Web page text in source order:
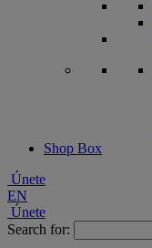
Shop Box
Únete
EN
Únete
Search for: